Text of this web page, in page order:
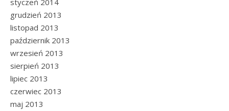
styczeń 2014
grudzień 2013
listopad 2013
październik 2013
wrzesień 2013
sierpień 2013
lipiec 2013
czerwiec 2013
maj 2013